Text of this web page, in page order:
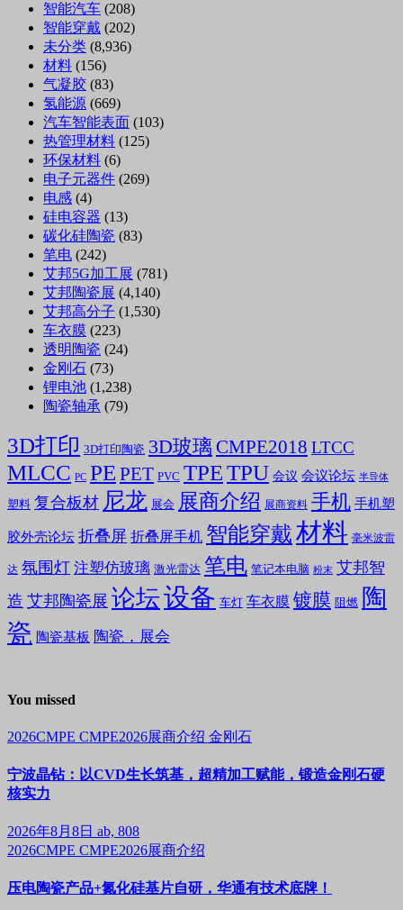
智能汽车 (208)
智能穿戴 (202)
未分类 (8,936)
材料 (156)
气凝胶 (83)
氢能源 (669)
汽车智能表面 (103)
热管理材料 (125)
环保材料 (6)
电子元器件 (269)
电感 (4)
硅电容器 (13)
碳化硅陶瓷 (83)
笔电 (242)
艾邦5G加工展 (781)
艾邦陶瓷展 (4,140)
艾邦高分子 (1,530)
车衣膜 (223)
透明陶瓷 (24)
金刚石 (73)
锂电池 (1,238)
陶瓷轴承 (79)
3D打印 3D打印陶瓷 3D玻璃 CMPE2018 LTCC
MLCC PC PE PET PVC TPETPU 会议 会议论坛 半导体
塑料 复合板材 尼龙 展会 展商介绍 展商资料 手机 手机塑
胶外壳论坛 折叠屏 折叠屏手机 智能穿戴材料 毫米波雷
达 氛围灯 注塑仿玻璃 激光雷达 笔电 笔记本电脑 粉末 艾邦智
造 艾邦陶瓷展 论坛设备 车灯 车衣膜 镀膜 阻燃 陶
瓷 陶瓷基板 陶瓷，展会
You missed
2026CMPE CMPE2026展商介绍 金刚石
宁波晶钻：以CVD生长筑基，超精加工赋能，锻造金刚石硬
核实力
2026年8月8日 ab, 808
2026CMPE CMPE2026展商介绍
压电陶瓷产品+氮化硅基片自研，华通有技术底牌！